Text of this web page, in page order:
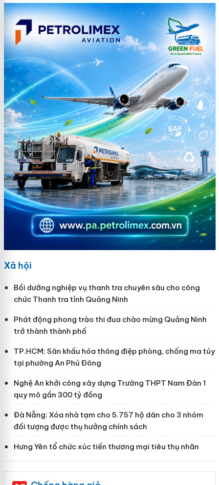
Xã hội
Bồi dưỡng nghiệp vụ thanh tra chuyên sâu cho công
chức Thanh tra tỉnh Quảng Ninh
Phát động phong trào thi đua chào mừng Quảng Ninh
trở thành thành phố
TP.HCM: Sân khấu hóa thông điệp phòng, chống ma túy
tại phường An Phú Đông
Nghệ An khởi công xây dựng Trường THPT Nam Đàn 1
quy mô gần 300 tỷ đồng
Đà Nẵng: Xóa nhà tạm cho 5.757 hộ dân cho 3 nhóm
đối tượng được thụ hưởng chính sách
Hưng Yên tổ chức xúc tiến thương mại tiêu thụ nhãn